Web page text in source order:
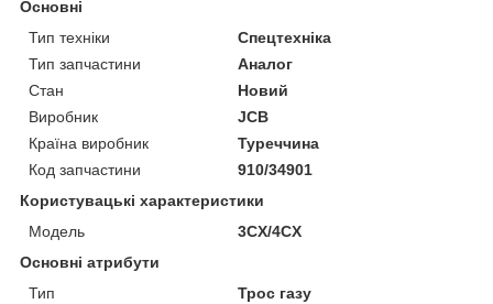
Основні
Тип техніки
Спецтехніка
Тип запчастини
Аналог
Стан
Новий
Виробник
JCB
Країна виробник
Туреччина
Код запчастини
910/34901
Користувацькі характеристики
Модель
3CX/4CX
Основні атрибути
Тип
Трос газу